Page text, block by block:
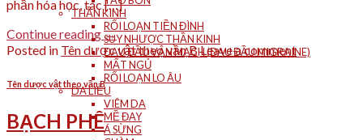
THẦN KINH
RỐI LOẠN TIỀN ĐÌNH
SUY NHƯỢC THẦN KINH
ĐAU ĐẦU VẬN MẠCH (ĐAU ĐẦU MIGRAINE)
MẤT NGỦ
RỐI LOẠN LO ÂU
DA LIỄU
VIÊM DA
MỀ ĐAY
Á SỪNG
phần hóa học, tác […]
Continue reading→
Posted in Tên dược vật theo vần BLeave a comment
Tên dược vật theo vần B
BẠCH PHÊ